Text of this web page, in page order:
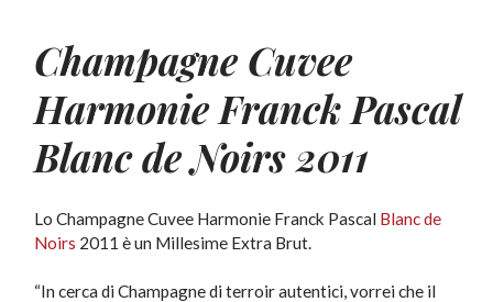
Champagne Cuvee
Harmonie Franck Pascal
Blanc de Noirs 2011
Lo Champagne Cuvee Harmonie Franck Pascal Blanc de
Noirs 2011 è un Millesime Extra Brut.
“In cerca di Champagne di terroir autentici, vorrei che il